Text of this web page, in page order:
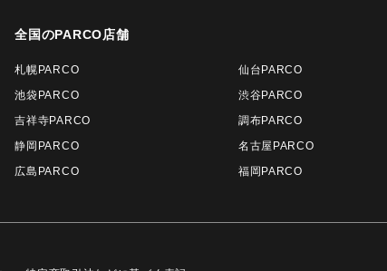
全国のPARCO店舗
札幌PARCO 仙台PARCO
池袋PARCO
渋谷PARCO
吉祥寺PARCO
調布PARCO
静岡PARCO
名古屋PARCO
広島PARCO
福岡PARCO